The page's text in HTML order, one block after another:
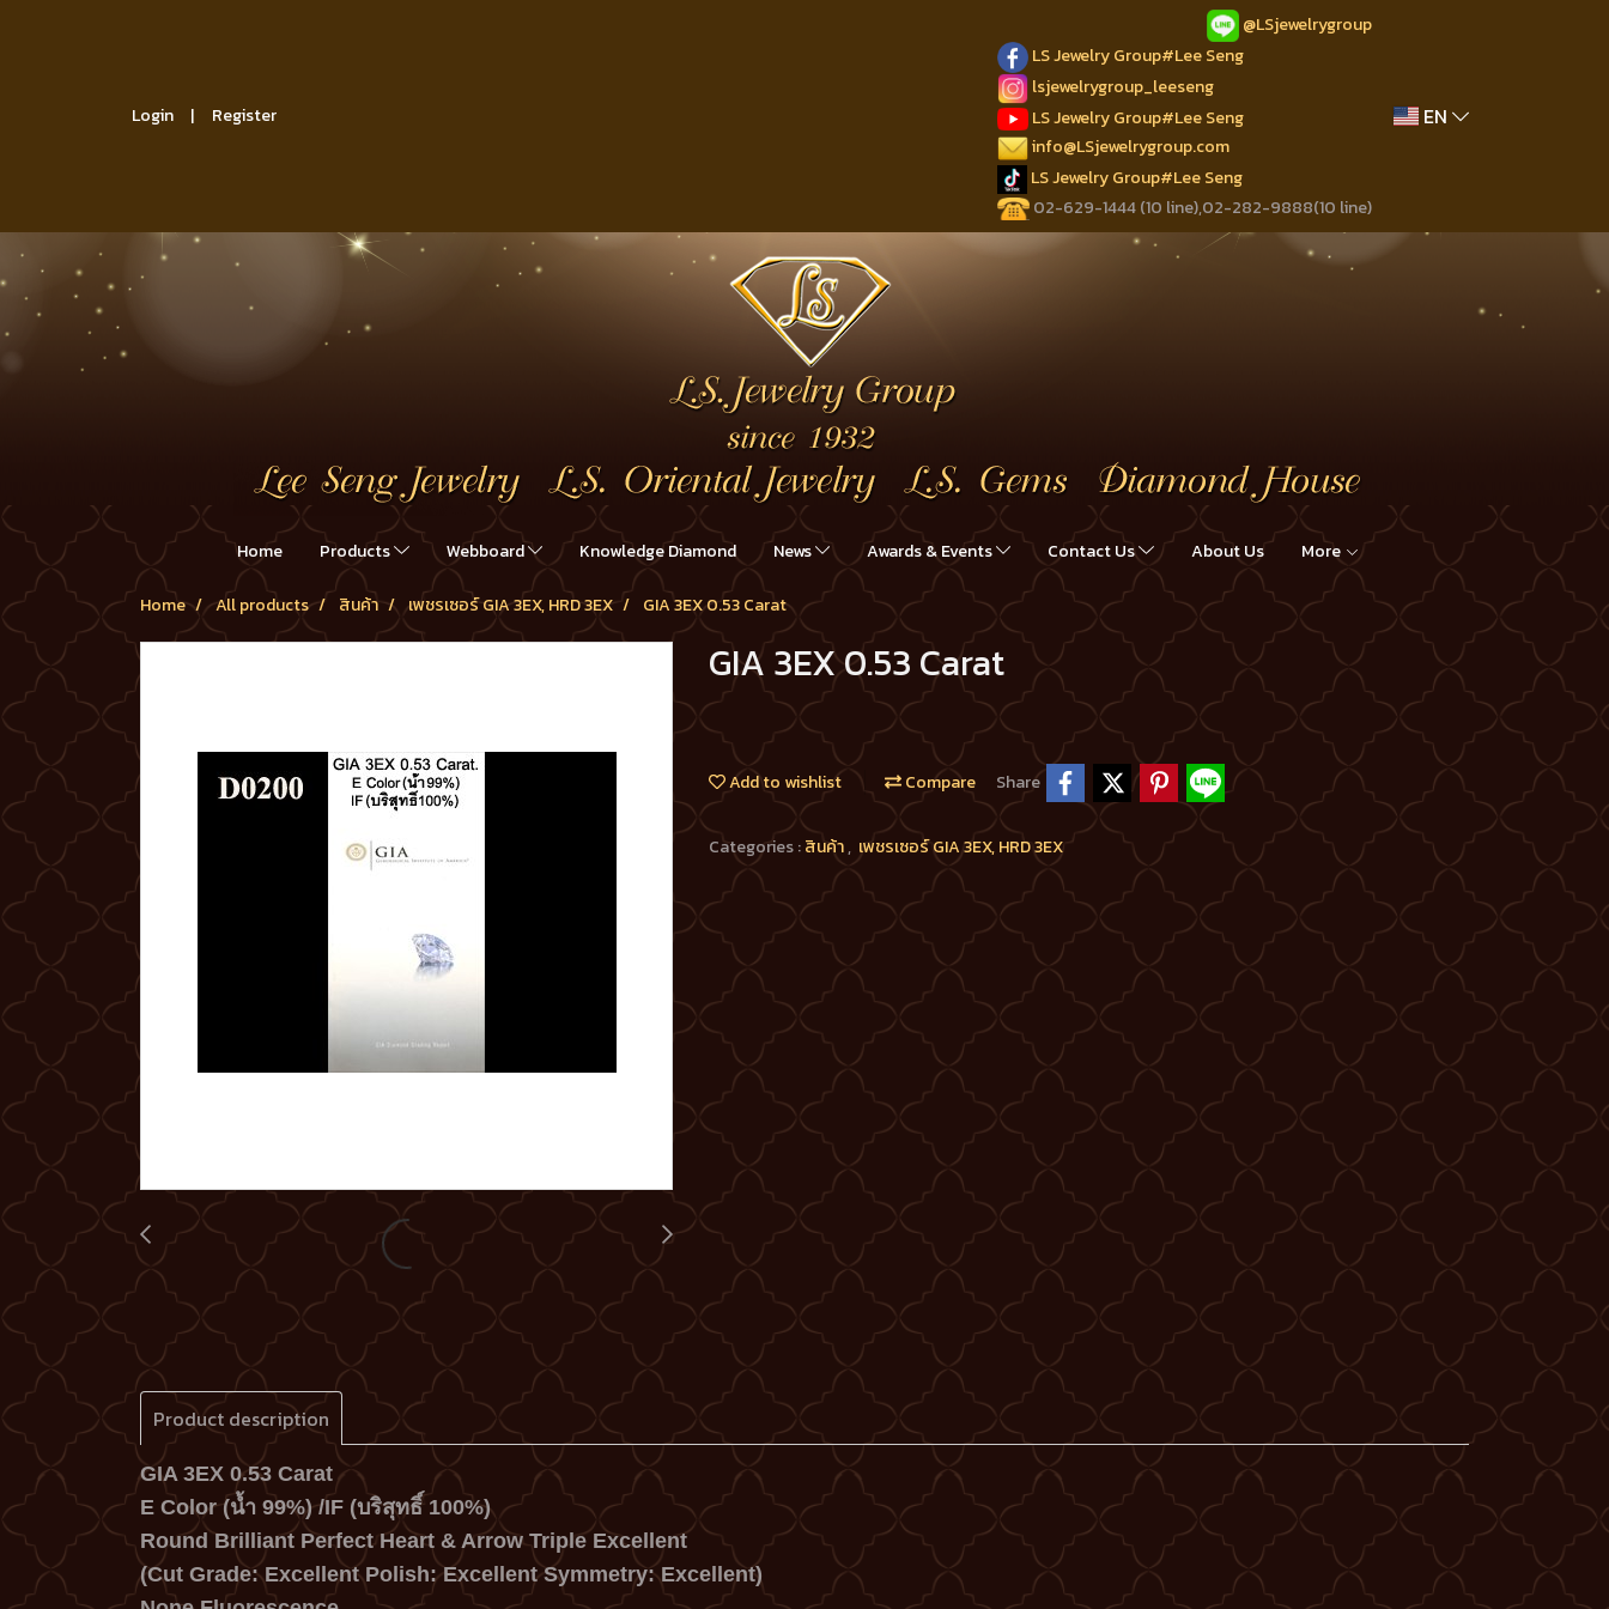
Login Register
@LSjewelrygroup
LS Jewelry Group#Lee Seng
lsjewelrygroup_leeseng
LS Jewelry Group#Lee Seng
info@LSjewelrygroup.com
LS Jewelry Group#Lee Seng
02-629-1444 (10 line),02-282-9888(10 line)
EN
Home Products Webboard Knowledge Diamond News Awards & Events Contact Us About Us More
Home All products สินค้า เพชรเซอร์ GIA 3EX, HRD 3EX GIA 3EX 0.53 Carat
GIA 3EX 0.53 Carat
Add to wishlist Compare Share
Categories :สินค้า, เพชรเซอร์ GIA 3EX, HRD 3EX
Product description
GIA 3EX 0.53 Carat
E Color (น้ำ 99%) /IF (บริสุทธิ์ 100%)
Round Brilliant Perfect Heart & Arrow Triple Excellent
(Cut Grade: Excellent Polish: Excellent Symmetry: Excellent)